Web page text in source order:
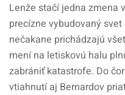
Lenže stačí jedna zmena
precízne vybudovaný
nečakane prichádzajú
mení na letiskovú halu
zabrániť katastrofe. Do
vtiahnutí aj Bernardov